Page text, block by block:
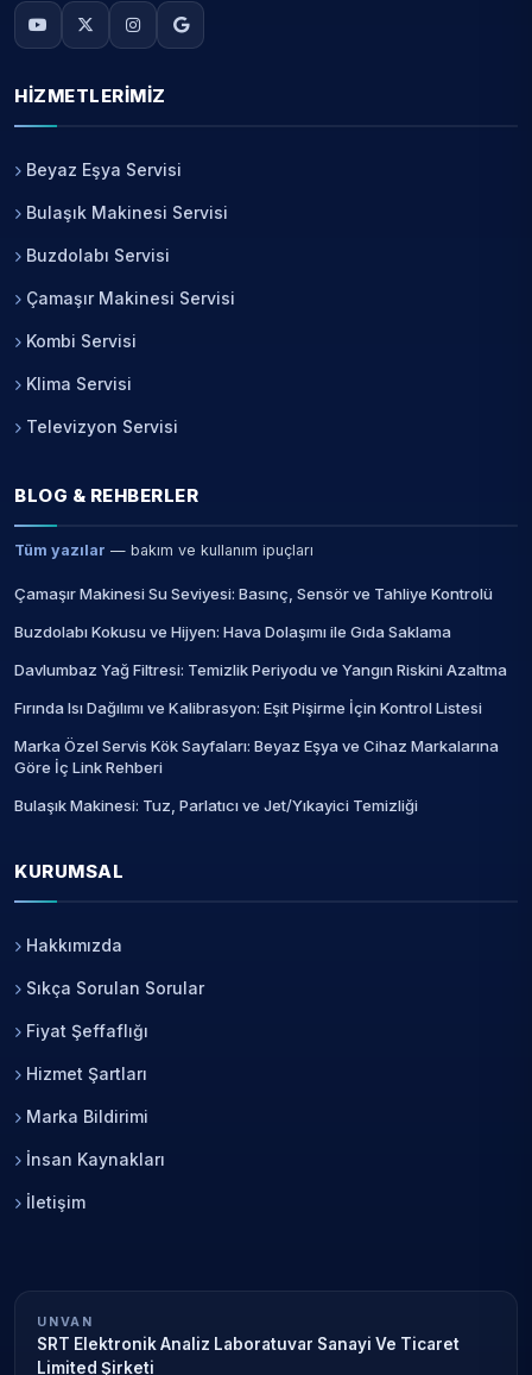
HIZMETLERIMIZ
Beyaz Eşya Servisi
Bulaşık Makinesi Servisi
Buzdolabı Servisi
Çamaşır Makinesi Servisi
Kombi Servisi
Klima Servisi
Televizyon Servisi
BLOG & REHBERLER
Tüm yazılar — bakım ve kullanım ipuçları
Çamaşır Makinesi Su Seviyesi: Basınç, Sensör ve Tahliye Kontrolü
Buzdolabı Kokusu ve Hijyen: Hava Dolaşımı ile Gıda Saklama
Davlumbaz Yağ Filtresi: Temizlik Periyodu ve Yangın Riskini Azaltma
Fırında Isı Dağılımı ve Kalibrasyon: Eşit Pişirme İçin Kontrol Listesi
Marka Özel Servis Kök Sayfaları: Beyaz Eşya ve Cihaz Markalarına
Göre İç Link Rehberi
Bulaşık Makinesi: Tuz, Parlatıcı ve Jet/Yıkayici Temizliği
KURUMSAL
Hakkımızda
Sıkça Sorulan Sorular
Fiyat Şeffaflığı
Hizmet Şartları
Marka Bildirimi
İnsan Kaynakları
İletişim
UNVAN
SRT Elektronik Analiz Laboratuvar Sanayi Ve Ticaret
Limited Şirketi